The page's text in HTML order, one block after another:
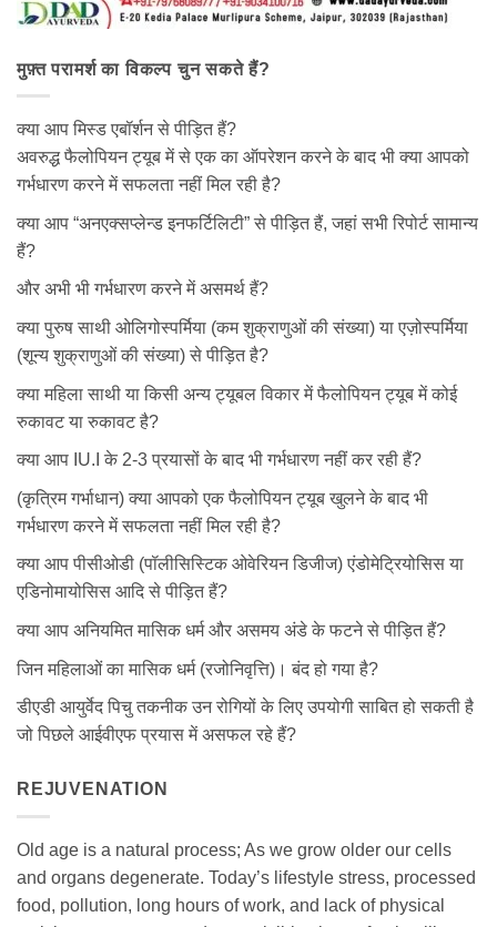
मुफ़्त परामर्श का विकल्प चुन सकते हैं?
क्या आप मिस्ड एबॉर्शन से पीड़ित हैं?
अवरुद्ध फैलोपियन ट्यूब में से एक का ऑपरेशन करने के बाद भी क्या आपको
गर्भधारण करने में सफलता नहीं मिल रही है?
क्या आप “अनएक्सप्लेन्ड इनफर्टिलिटी” से पीड़ित हैं, जहां सभी रिपोर्ट सामान्य
हैं?
और अभी भी गर्भधारण करने में असमर्थ हैं?
क्या पुरुष साथी ओलिगोस्पर्मिया (कम शुक्राणुओं की संख्या) या एज़ोस्पर्मिया
(शून्य शुक्राणुओं की संख्या) से पीड़ित है?
क्या महिला साथी या किसी अन्य ट्यूबल विकार में फैलोपियन ट्यूब में कोई
रुकावट या रुकावट है?
क्या आप IU.I के 2-3 प्रयासों के बाद भी गर्भधारण नहीं कर रही हैं?
(कृत्रिम गर्भाधान) क्या आपको एक फैलोपियन ट्यूब खुलने के बाद भी
गर्भधारण करने में सफलता नहीं मिल रही है?
क्या आप पीसीओडी (पॉलीसिस्टिक ओवेरियन डिजीज) एंडोमेट्रियोसिस या
एडिनोमायोसिस आदि से पीड़ित हैं?
क्या आप अनियमित मासिक धर्म और असमय अंडे के फटने से पीड़ित हैं?
जिन महिलाओं का मासिक धर्म (रजोनिवृत्ति)। बंद हो गया है?
डीएडी आयुर्वेद पिचु तकनीक उन रोगियों के लिए उपयोगी साबित हो सकती है
जो पिछले आईवीएफ प्रयास में असफल रहे हैं?
REJUVENATION
Old age is a natural process; As we grow older our cells
and organs degenerate. Today’s lifestyle stress, processed
food, pollution, long hours of work, and lack of physical